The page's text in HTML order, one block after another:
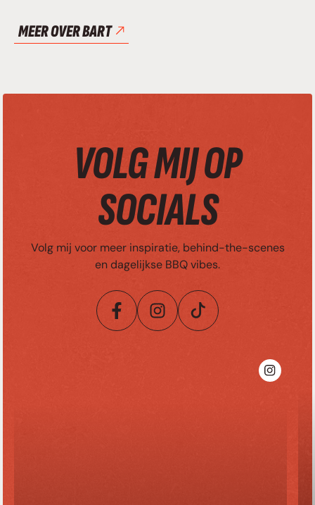
MEER OVER BART
VOLG MIJ OP
SOCIALS
Volg mij voor meer inspiratie, behind-the-scenes
en dagelijkse BBQ vibes.